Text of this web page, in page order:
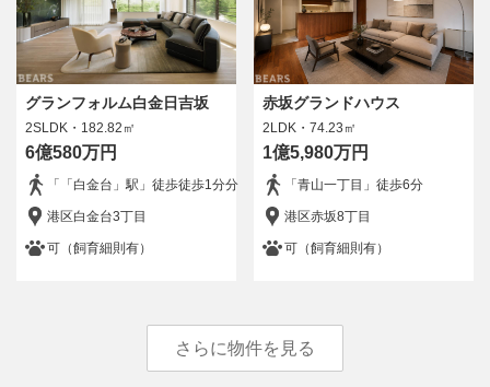
グランフォルム白金日吉坂
2SLDK・182.82㎡
6億580万円
「「白金台」駅」徒歩徒歩1分分
港区白金台3丁目
可（飼育細則有）
赤坂グランドハウス
2LDK・74.23㎡
1億5,980万円
「青山一丁目」徒歩6分
港区赤坂8丁目
可（飼育細則有）
さらに物件を見る
販売状況
物件オーナー
フリーワード
検索する